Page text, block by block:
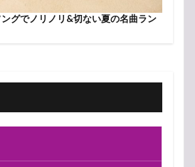
ングでノリノリ&切ない夏の名曲ラン